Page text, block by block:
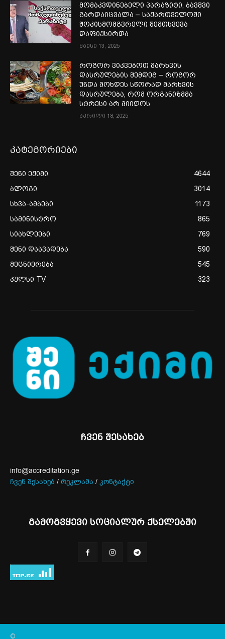
მომაკვდინებელი პარაზიტი, ბავშვი
გარდაიცვალა – საქართველოში
შოკისმომგვრელი შემთხვევა
დაფიქსირდა
მაისი 13, 2025
როგორ ვიკვებოთ მარხვის
დასრულების შემდეგ – როგორ
უნდა მოხდეს სწორად მარხვის
დასრულება, რომ ორგანიზმმა
სტრესი არ მიიღოს
აპრილი 18, 2025
კატეგორიები
შენი ექიმი
4644
ბლოგი
3014
სხვა-ამბები
1173
სამინისტრო
865
სიახლეები
769
შენი დაავადება
590
მეცნიერება
545
პულსი TV
323
ჩვენ შესახებ
info@accreditation.ge
ჩვენ შესახებ / რეკლამა / კონტაქტი
გამოგვყევი სოციალურ ქსელებში
©